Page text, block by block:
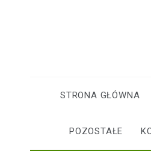
STRONA GŁÓWNA
POZOSTAŁE